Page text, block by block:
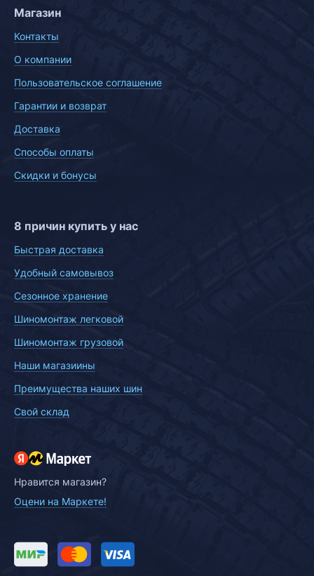
Магазин
Контакты
О компании
Пользовательское соглашение
Гарантии и возврат
Доставка
Способы оплаты
Скидки и бонусы
8 причин купить у нас
Быстрая доставка
Удобный самовывоз
Сезонное хранение
Шиномонтаж легковой
Шиномонтаж грузовой
Наши магазиины
Преимущества наших шин
Свой склад
Нравится магазин?
Оцени на Маркете!